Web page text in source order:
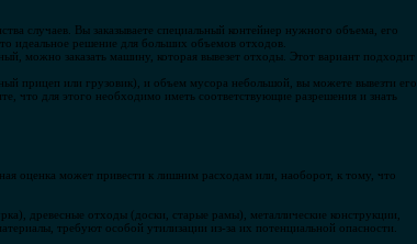
случаев. Вы заказываете специальный контейнер нужного объема, его
идеальное решение для больших объемов отходов.
можно заказать машину, которая вывезет отходы. Этот вариант подходит
прицеп или грузовик), и объем мусора небольшой, вы можете вывезти его
что для этого необходимо иметь соответствующие разрешения и знать
оценка может привести к лишним расходам или, наоборот, к тому, что
древесные отходы (доски, старые рамы), металлические конструкции,
требуют особой утилизации из-за их потенциальной опасности.